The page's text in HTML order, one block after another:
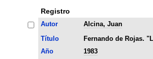
Registro
Autor
Alcina, Juan
Título
Fernando de Rojas.
Año
1983